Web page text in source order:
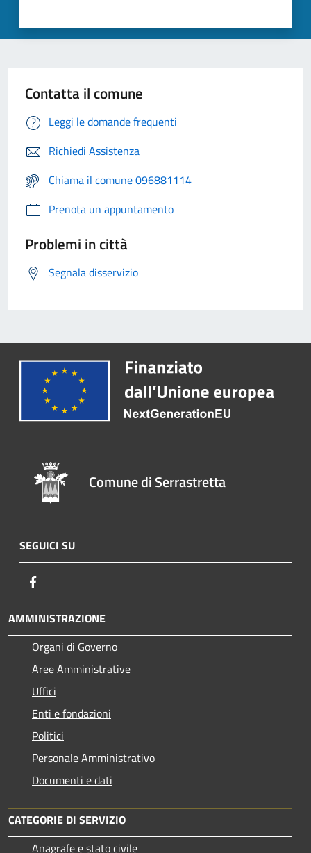
Contatta il comune
Leggi le domande frequenti
Richiedi Assistenza
Chiama il comune 096881114
Prenota un appuntamento
Problemi in città
Segnala disservizio
Comune di Serrastretta
SEGUICI SU
AMMINISTRAZIONE
Organi di Governo
Aree Amministrative
Uffici
Enti e fondazioni
Politici
Personale Amministrativo
Documenti e dati
CATEGORIE DI SERVIZIO
Anagrafe e stato civile